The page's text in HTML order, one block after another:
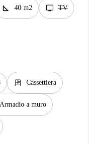
square_foot 40 m2 tv TV
dresser Cassettiera
Armadio a muro